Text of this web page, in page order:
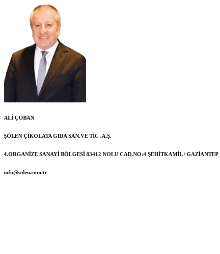
ALİ ÇOBAN
ŞÖLEN ÇİKOLATA GIDA SAN.VE TİC .A.Ş.
4.ORGANİZE SANAYİ BÖLGESİ 83412 NOLU CAD.NO:4 ŞEHİTKAMİL / GAZİANTEP
info@solen.com.tr